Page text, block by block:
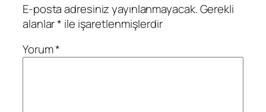
E-posta adresiniz yayınlanmayacak.Gerekli
alanlar* ile işaretlenmişlerdir
Yorum*